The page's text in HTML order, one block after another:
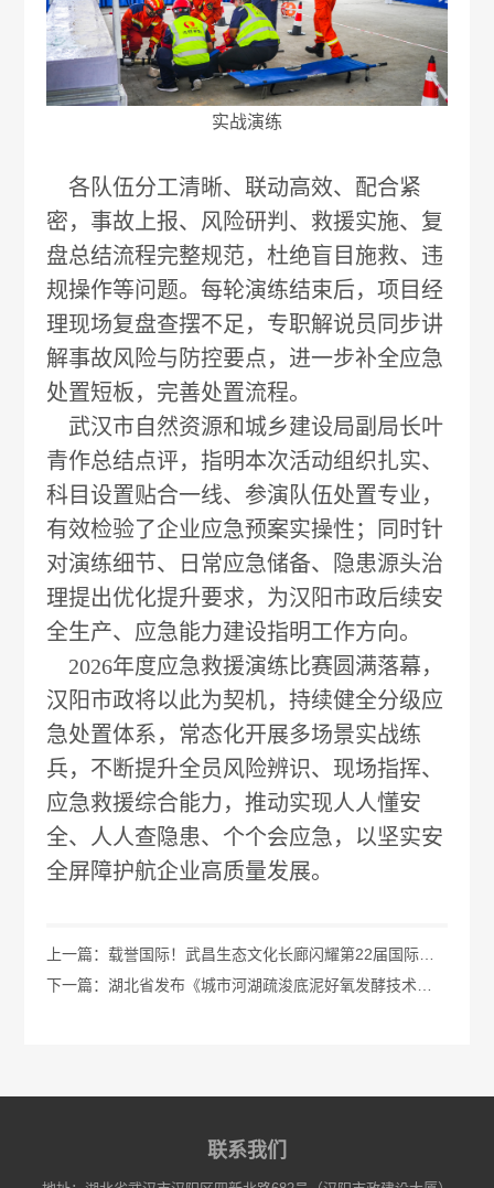
实战演练
各队伍分工清晰、联动高效、配合紧
密，事故上报、风险研判、救援实施、复
盘总结流程完整规范，杜绝盲目施救、违
规操作等问题。每轮演练结束后，项目经
理现场复盘查摆不足，专职解说员同步讲
解事故风险与防控要点，进一步补全应急
处置短板，完善处置流程。
武汉市自然资源和城乡建设局副局长叶
青作总结点评，指明本次活动组织扎实、
科目设置贴合一线、参演队伍处置专业，
有效检验了企业应急预案实操性；同时针
对演练细节、日常应急储备、隐患源头治
理提出优化提升要求，为汉阳市政后续安
全生产、应急能力建设指明工作方向。
2026年度应急救援演练比赛圆满落幕，
汉阳市政将以此为契机，持续健全分级应
急处置体系，常态化开展多场景实战练
兵，不断提升全员风险辨识、现场指挥、
应急救援综合能力，推动实现人人懂安
全、人人查隐患、个个会应急，以坚实安
全屏障护航企业高质量发展。
联系我们